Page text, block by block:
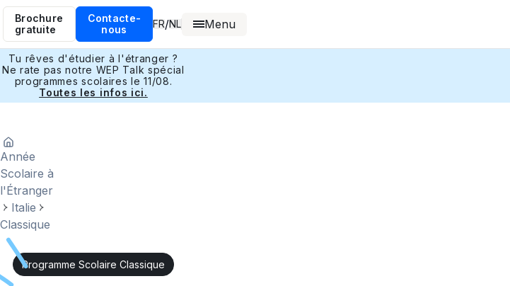
Brochure
gratuite
Contacte-
nous
FR/NL Menu
Tu rêves d'étudier à l'étranger ?
Ne rate pas notre WEP Talk spécial
programmes scolaires le 11/08.
Toutes les infos ici.
Année
Scolaire à
l'Étranger
Italie
Classique
Programme Scolaire Classique